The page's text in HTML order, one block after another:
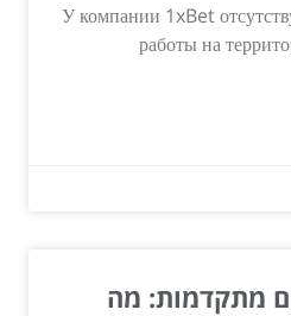
У компании 1xBet
работы на
מתקדמות: מה